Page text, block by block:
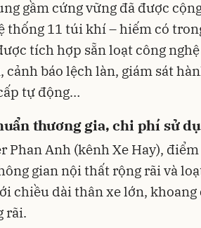
gầm cứng vững đã được
thống 11 túi khí – hiếm có
tích hợp sẵn loạt công
cảnh báo lệch làn, giám sát
tự động…
thương gia, chi phí sử
Phan Anh (kênh Xe Hay),
gian nội thất rộng rãi và
chiều dài thân xe lớn,
rãi.